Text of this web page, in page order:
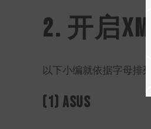
2. 开启XMP
以下小编就依据字母排
(1) ASUS